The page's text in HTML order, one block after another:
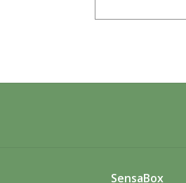
SensaBox